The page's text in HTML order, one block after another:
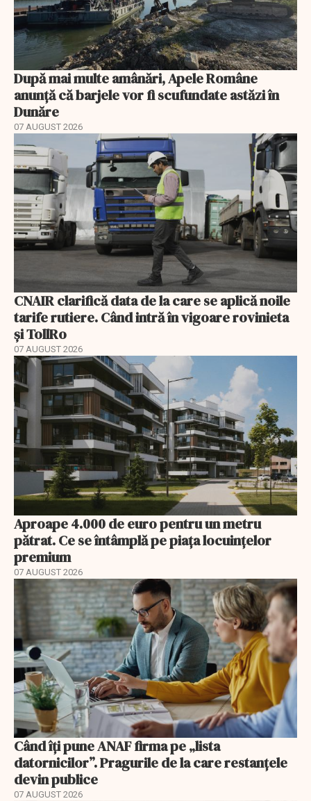
După mai multe amânări, Apele Române
anunță că barjele vor fi scufundate astăzi în
Dunăre
07 AUGUST 2026
CNAIR clarifică data de la care se aplică noile
tarife rutiere. Când intră în vigoare rovinieta
și TollRo
07 AUGUST 2026
Aproape 4.000 de euro pentru un metru
pătrat. Ce se întâmplă pe piața locuințelor
premium
07 AUGUST 2026
Când îți pune ANAF firma pe „lista
datornicilor”. Pragurile de la care restanțele
devin publice
07 AUGUST 2026